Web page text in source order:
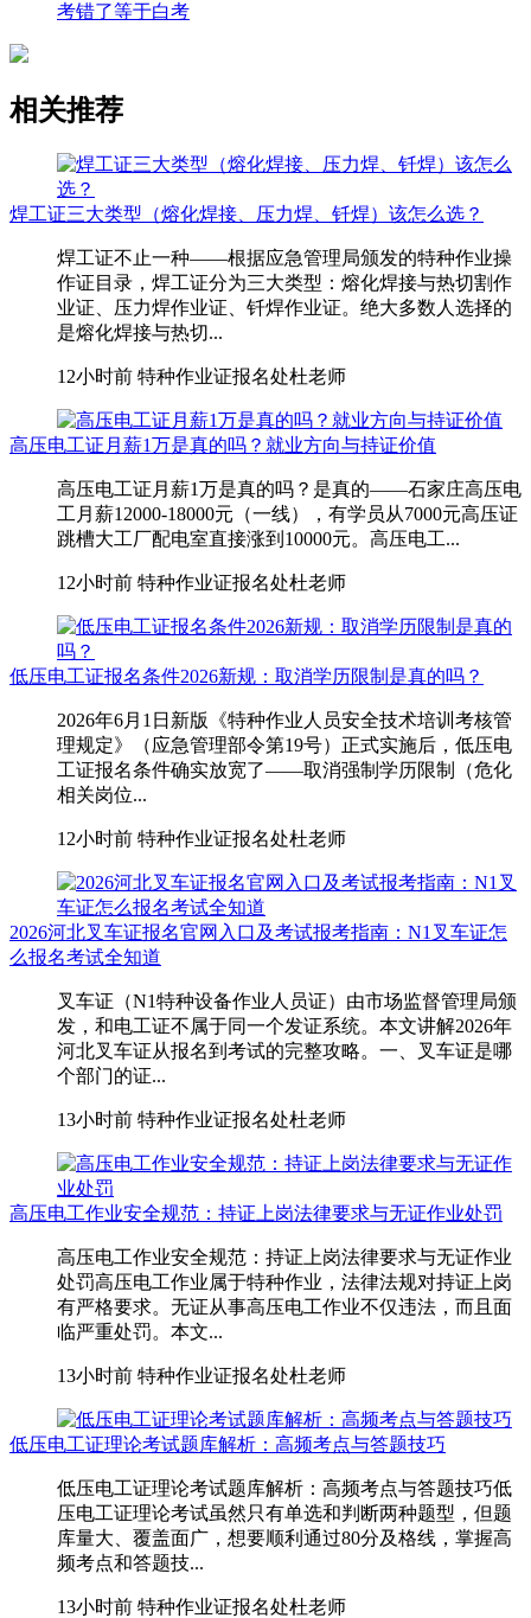
考错了等于白考
相关推荐
焊工证三大类型（熔化焊接、压力焊、钎焊）该怎么选？
焊工证不止一种——根据应急管理局颁发的特种作业操
作证目录，焊工证分为三大类型：熔化焊接与热切割作
业证、压力焊作业证、钎焊作业证。绝大多数人选择的
是熔化焊接与热切...
12小时前 特种作业证报名处杜老师
高压电工证月薪1万是真的吗？就业方向与持证价值
高压电工证月薪1万是真的吗？是真的——石家庄高压电
工月薪12000-18000元（一线），有学员从7000元高压证
跳槽大工厂配电室直接涨到10000元。高压电工...
12小时前 特种作业证报名处杜老师
低压电工证报名条件2026新规：取消学历限制是真的吗？
2026年6月1日新版《特种作业人员安全技术培训考核管
理规定》（应急管理部令第19号）正式实施后，低压电
工证报名条件确实放宽了——取消强制学历限制（危化
相关岗位...
12小时前 特种作业证报名处杜老师
2026河北叉车证报名官网入口及考试报考指南：N1叉车证怎
么报名考试全知道
叉车证（N1特种设备作业人员证）由市场监督管理局颁
发，和电工证不属于同一个发证系统。本文讲解2026年
河北叉车证从报名到考试的完整攻略。一、叉车证是哪
个部门的证...
13小时前 特种作业证报名处杜老师
高压电工作业安全规范：持证上岗法律要求与无证作业处罚
高压电工作业安全规范：持证上岗法律要求与无证作业
处罚高压电工作业属于特种作业，法律法规对持证上岗
有严格要求。无证从事高压电工作业不仅违法，而且面
临严重处罚。本文...
13小时前 特种作业证报名处杜老师
低压电工证理论考试题库解析：高频考点与答题技巧
低压电工证理论考试题库解析：高频考点与答题技巧低
压电工证理论考试虽然只有单选和判断两种题型，但题
库量大、覆盖面广，想要顺利通过80分及格线，掌握高
频考点和答题技...
13小时前 特种作业证报名处杜老师